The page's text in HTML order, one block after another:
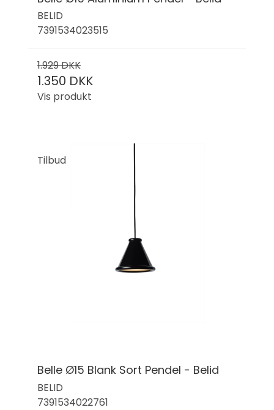
BELID
7391534023515
1.929 DKK
1.350 DKK
Vis produkt
Tilbud
Belle Ø15 Blank Sort Pendel - Belid
BELID
7391534022761